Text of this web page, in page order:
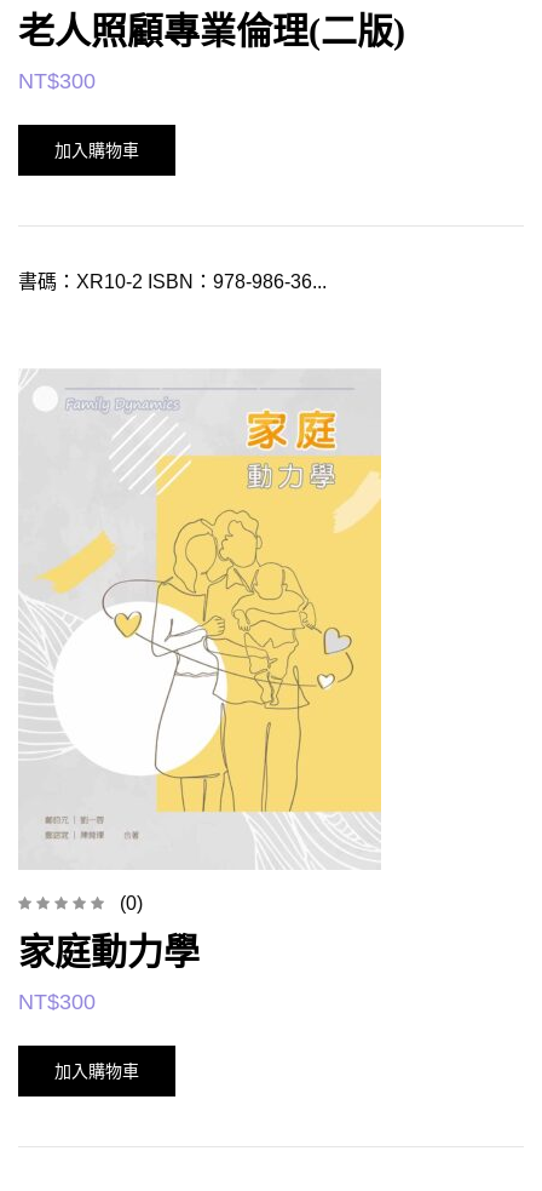
老人照顧專業倫理(二版)
NT$300
加入購物車
書碼：XR10-2 ISBN：978-986-36...
(0)
家庭動力學
NT$300
加入購物車